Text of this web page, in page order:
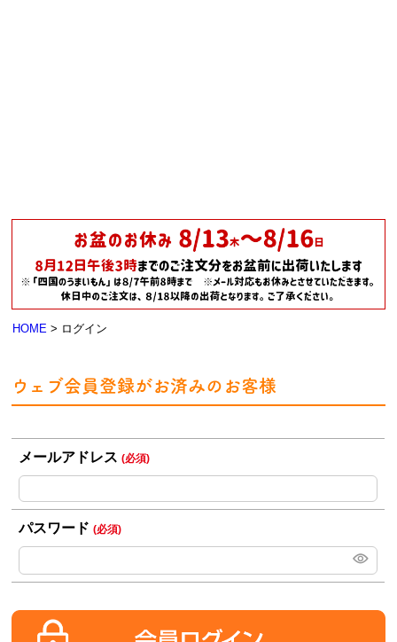
HOME ログイン
ウェブ会員登録がお済みのお客様
メールアドレス(必須)
パスワード(必須)